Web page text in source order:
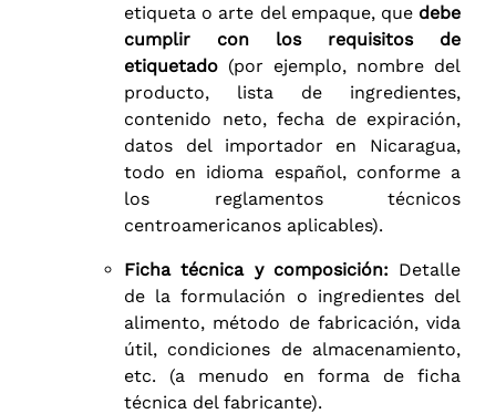
etiqueta o arte del empaque, que debe
cumplir con los requisitos de
etiquetado (por ejemplo, nombre del
producto, lista de ingredientes,
contenido neto, fecha de expiración,
datos del importador en Nicaragua,
todo en idioma español, conforme a
los reglamentos técnicos
centroamericanos aplicables).
Ficha técnica y composición: Detalle
de la formulación o ingredientes del
alimento, método de fabricación, vida
útil, condiciones de almacenamiento,
etc. (a menudo en forma de ficha
técnica del fabricante).